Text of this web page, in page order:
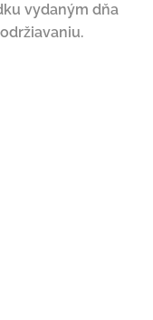
vydaným dňa